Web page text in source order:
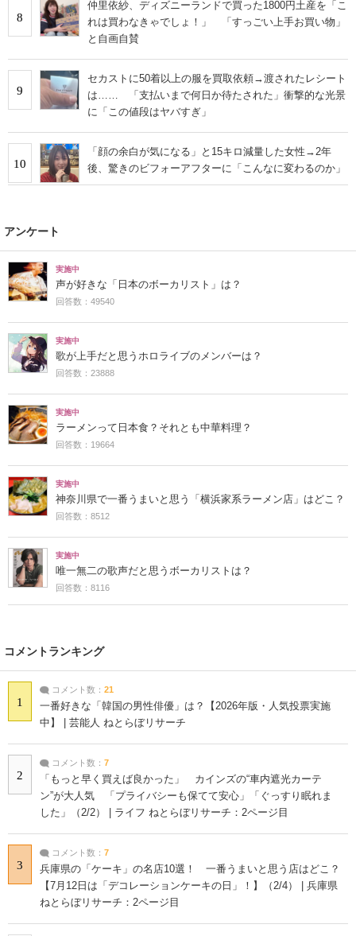
8
仲里依紗、ディズニーランドで買った1800円土産を「こ
れは買わなきゃでしょ！」 「すっごい上手お買い物」
と自画自賛
9
セカストに50着以上の服を買取依頼→渡されたレシート
は…… 「支払いまで何日か待たされた」衝撃的な光景
に「この値段はヤバすぎ」
10
「顔の余白が気になる」と15キロ減量した女性→2年
後、驚きのビフォーアフターに「こんなに変わるのか」
アンケート
実施中
声が好きな「日本のボーカリスト」は？
回答数：49540
実施中
歌が上手だと思うホロライブのメンバーは？
回答数：23888
実施中
ラーメンって日本食？それとも中華料理？
回答数：19664
実施中
神奈川県で一番うまいと思う「横浜家系ラーメン店」はどこ？
回答数：8512
実施中
唯一無二の歌声だと思うボーカリストは？
回答数：8116
コメントランキング
1
コメント数： 21
一番好きな「韓国の男性俳優」は？【2026年版・人気投票実施
中】 | 芸能人 ねとらぼリサーチ
2
コメント数： 7
「もっと早く買えば良かった」 カインズの“車内遮光カーテ
ン”が大人気 「プライバシーも保てて安心」「ぐっすり眠れま
した」（2/2） | ライフ ねとらぼリサーチ：2ページ目
3
コメント数： 7
兵庫県の「ケーキ」の名店10選！ 一番うまいと思う店はどこ？
【7月12日は「デコレーションケーキの日」！】（2/4） | 兵庫県
ねとらぼリサーチ：2ページ目